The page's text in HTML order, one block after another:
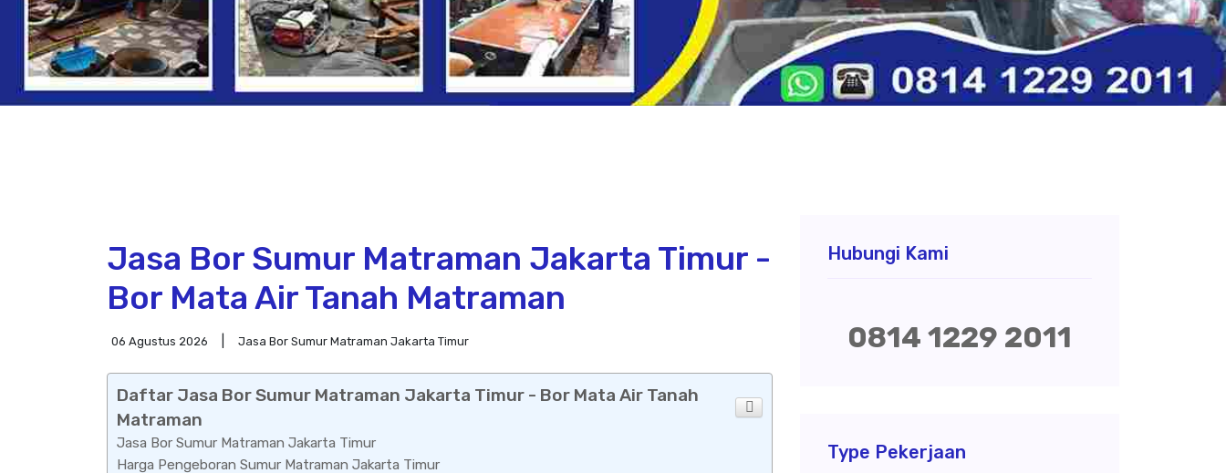
Jasa Bor Sumur Matraman Jakarta Timur -
Bor Mata Air Tanah Matraman
06 Agustus 2026 Jasa Bor Sumur Matraman Jakarta Timur
Daftar Jasa Bor Sumur Matraman Jakarta Timur - Bor Mata Air Tanah
Matraman
Jasa Bor Sumur Matraman Jakarta Timur
Harga Pengeboran Sumur Matraman Jakarta Timur
Hubungi Kami
0814 1229 2011
Type Pekerjaan